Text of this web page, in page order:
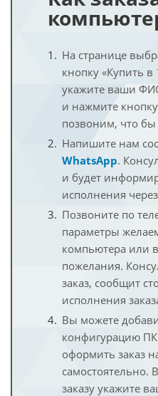
На странице
кнопку «Купить в
укажите ваши
и нажмите
позвоним, что бы
Напишите нам
WhatsApp.
и будет
исполнения
Позвоните по
параметры
компьютера или
пожелания.
заказ, сообщит
исполнения
Вы можете
конфигурацию
оформить заказ
самостоятельно.
заказу укажите